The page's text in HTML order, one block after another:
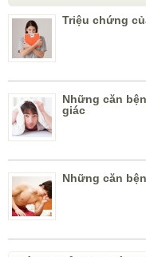
Triệu chứng
Những căn
giác
Những căn